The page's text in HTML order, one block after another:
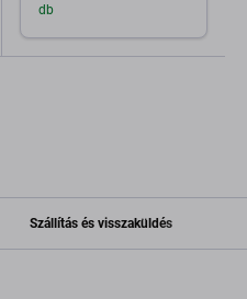
db
Szállítás és visszaküldés